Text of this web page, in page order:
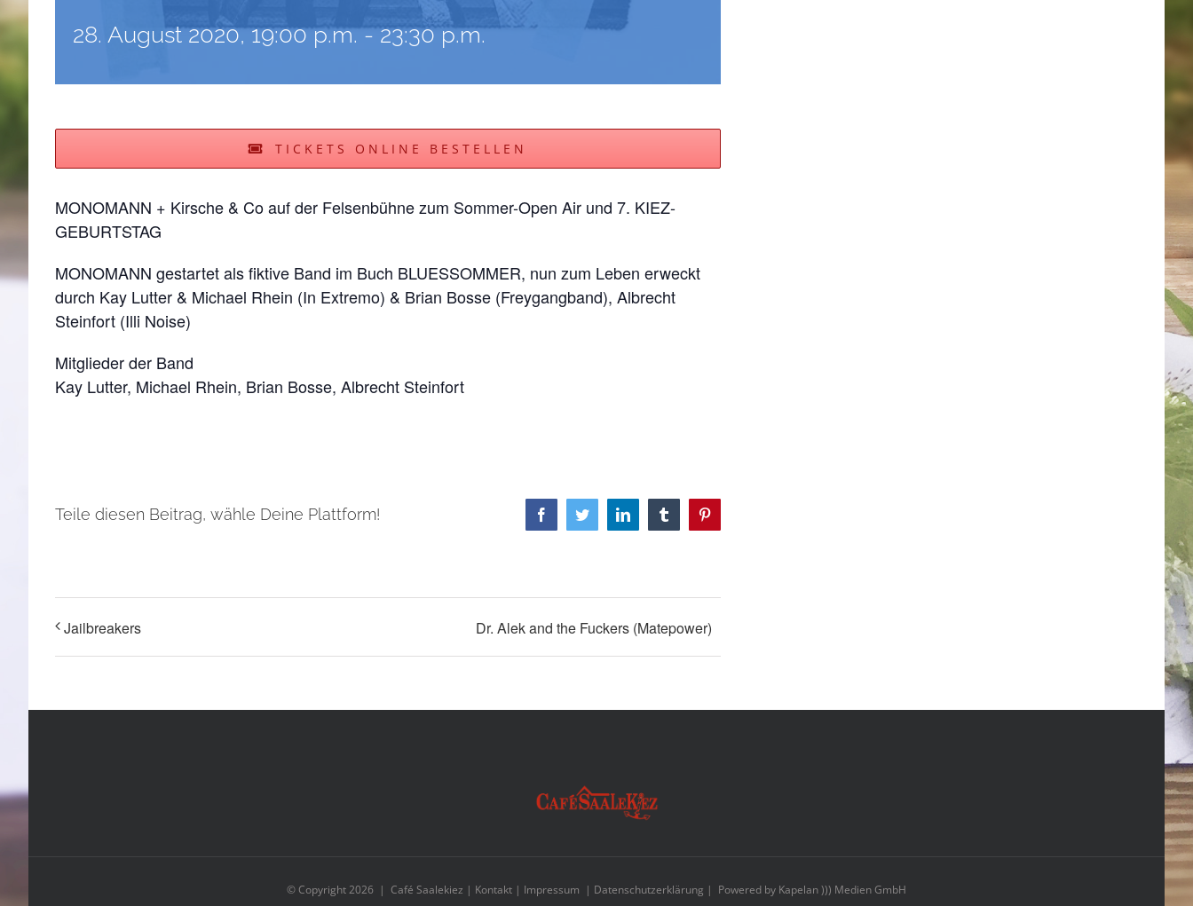
28. August 2020, 19:00 p.m.-23:30 p.m.
TICKETS ONLINE BESTELLEN
MONOMANN + Kirsche & Co auf der Felsenbühne zum Sommer-Open Air und 7. KIEZ-
GEBURTSTAG
MONOMANN gestartet als fiktive Band im Buch BLUESSOMMER, nun zum Leben erweckt
durch Kay Lutter & Michael Rhein (In Extremo) & Brian Bosse (Freygangband), Albrecht
Steinfort (Illi Noise)
Mitglieder der Band
Kay Lutter, Michael Rhein, Brian Bosse, Albrecht Steinfort
Teile diesen Beitrag, wähle Deine Plattform! FacebookTwitterLinkedIn TumblrPinterest
Jailbreakers Dr. Alek and the Fuckers (Matepower)
© Copyright2026 | Café Saalekiez | Kontakt | Impressum | Datenschutzerklärung | Powered by Kapelan ))) Medien GmbH